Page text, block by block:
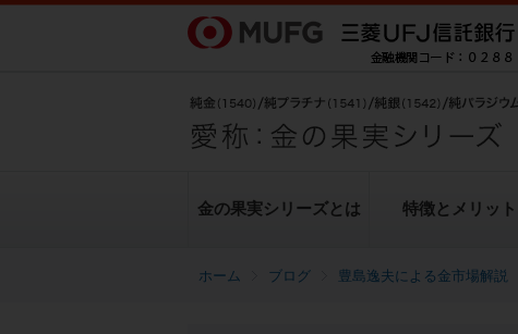
ブログ 豊島逸夫による金市場解説
金の果実シリーズとは 特徴とメリット